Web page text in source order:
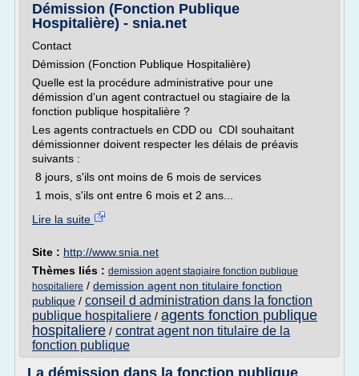
Démission (Fonction Publique
Hospitalière) - snia.net
Contact
Démission (Fonction Publique Hospitalière)
Quelle est la procédure administrative pour une
démission d'un agent contractuel ou stagiaire de la
fonction publique hospitalière ?
Les agents contractuels en CDD ou CDI souhaitant
démissionner doivent respecter les délais de préavis
suivants :
8 jours, s'ils ont moins de 6 mois de services
1 mois, s'ils ont entre 6 mois et 2 ans...
Lire la suite
Site : http://www.snia.net
Thèmes liés : demission agent stagiaire fonction publique
hospitaliere / demission agent non titulaire fonction
publique / conseil d administration dans la fonction
publique hospitaliere / agents fonction publique
hospitaliere / contrat agent non titulaire de la
fonction publique
La démission dans la fonction publique